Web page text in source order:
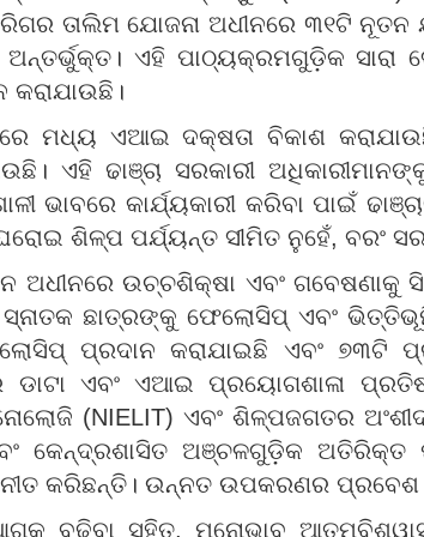
ତାଲିମ ଯୋଜନା ଅଧୀନରେ ୩୧ଟି
ଏହି ପାଠ୍ୟକ୍ରମଗୁଡ଼ିକ ସାରା
ମଧ୍ୟ ଏଆଇ ଦକ୍ଷତା ବିକାଶ
ଏହି ଢାଞ୍ଚା ସରକାରୀ
ଭାବରେ କାର୍ଯ୍ୟକାରୀ କରିବା ପାଇଁ
ଶିଳ୍ପ ପର୍ଯ୍ୟନ୍ତ ସୀମିତ ନୁହେଁ, ବରଂ
ଉଚ୍ଚଶିକ୍ଷା ଏବଂ ଗବେଷଣାକୁ
ସ୍ନାତକ ଛାତ୍ରଙ୍କୁ ଫେଲୋସିପ୍ ଏବଂ
ପ୍ରଦାନ କରାଯାଇଛି ଏବଂ ୭୩ଟି
ଡାଟା ଏବଂ ଏଆଇ ପ୍ରୟୋଗଶାଳା
(NIELIT) ଏବଂ ଶିଳ୍ପଜଗତର
କେନ୍ଦ୍ରଶାସିତ ଅଞ୍ଚଳଗୁଡ଼ିକ
କରିଛନ୍ତି। ଉନ୍ନତ ଉପକରଣର
ବଢ଼ିବା ସହିତ, ମନୋଭାବ